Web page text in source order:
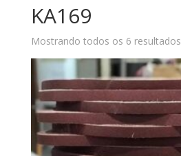
KA169
Mostrando todos os 6 resultados